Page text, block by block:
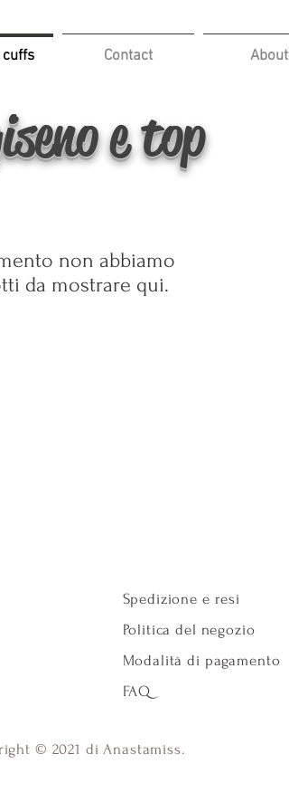
cuffs Contact About
e top
non abbiamo
da mostrare qui.
Spedizione e resi
Politica del negozio
Modalità di pagamento
FAQ
© 2021 di Anastamiss.